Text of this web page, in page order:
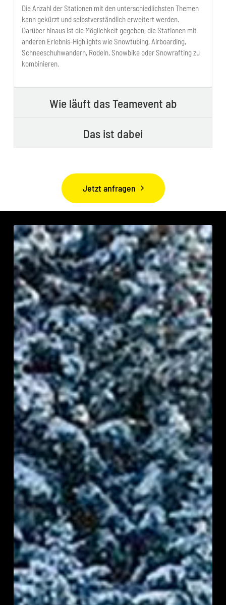
Die Anzahl der Stationen mit den unterschiedlichsten Themen
kann gekürzt und selbstverständlich erweitert werden.
Darüber hinaus ist die Möglichkeit gegeben, die Stationen mit
anderen Erlebnis-Highlights wie Snowtubing, Airboarding,
Schneeschuhwandern, Rodeln, Snowbike oder Snowrafting zu
kombinieren.
Wie läuft das Teamevent ab
Das ist dabei
Jetzt anfragen